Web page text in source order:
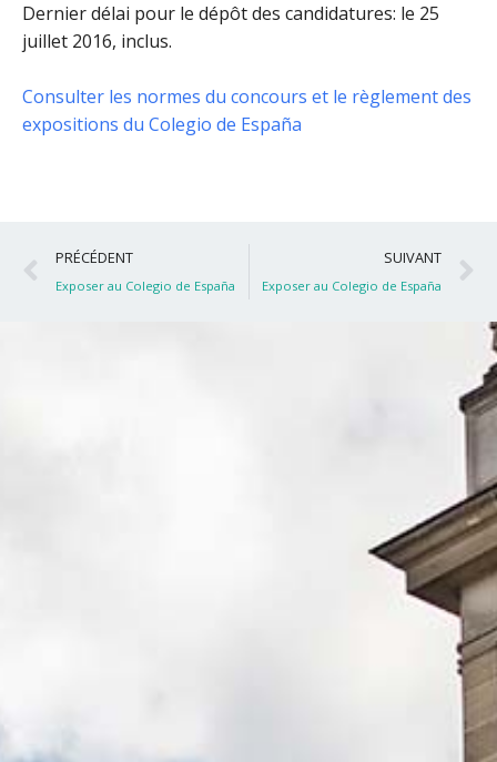
Dernier délai pour le dépôt des candidatures: le 25
juillet 2016, inclus.
Consulter les normes du concours et le règlement des
expositions du Colegio de España
Précédent
PRÉCÉDENT
Exposer au Colegio de España
SUIVANT
Exposer au Colegio de España